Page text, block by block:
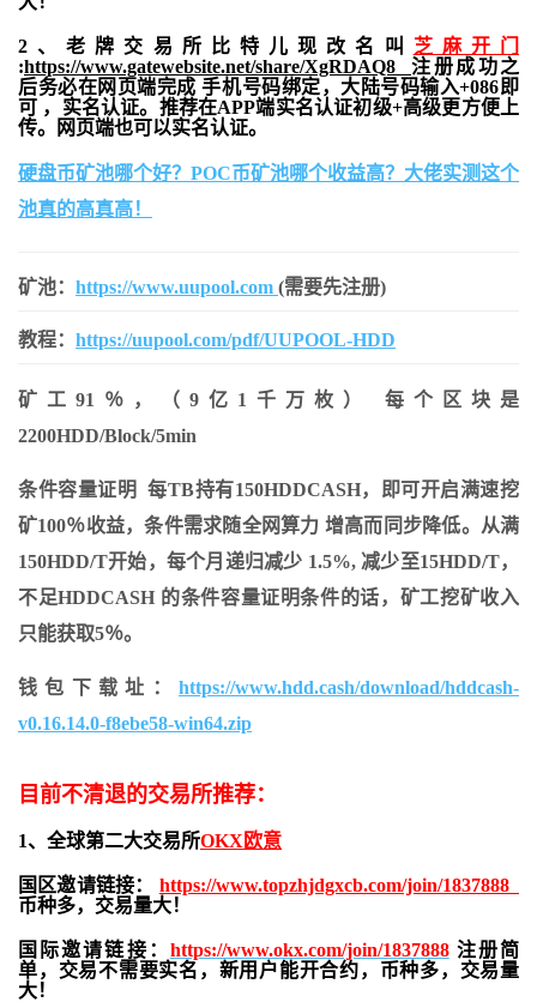
2、老牌交易所比特儿现改名叫 芝麻开门
:https://www.gatewebsite.net/share/XgRDAQ8 注册成功之
后务必在网页端完成 手机号码绑定，大陆号码输入+086即
可 ，实名认证。推荐在APP端实名认证初级+高级更方便上
传。网页端也可以实名认证。
硬盘币矿池哪个好？POC币矿池哪个收益高？大佬实测这个
池真的高真高！
矿池： https://www.uupool.com (需要先注册)
教程： https://uupool.com/pdf/UUPOOL-HDD
矿工91％，（9亿1千万枚） 每个区块是
2200HDD/Block/5min
条件容量证明 每TB持有150HDDCASH，即可开启满速挖
矿100％收益，条件需求随全网算力 增高而同步降低。从满
150HDD/T开始，每个月递归减少 1.5%, 减少至15HDD/T，
不足HDDCASH 的条件容量证明条件的话，矿工挖矿收入
只能获取5％。
钱包下载址： https://www.hdd.cash/download/hddcash-
v0.16.14.0-f8ebe58-win64.zip
目前不清退的交易所推荐：
1、全球第二大交易所OKX欧意
国区邀请链接： https://www.topzhjdgxcb.com/join/1837888
币种多，交易量大！
国际邀请链接： https://www.okx.com/join/1837888注册简
单，交易不需要实名，新用户能开合约， 币种多，交易量
大！